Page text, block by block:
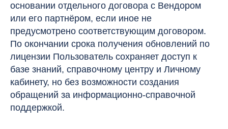
основании отдельного договора с Вендором
или его партнёром, если иное не
предусмотрено соответствующим договором.
По окончании срока получения обновлений по
лицензии Пользователь сохраняет доступ к
базе знаний, справочному центру и Личному
кабинету, но без возможности создания
обращений за информационно-справочной
поддержкой.